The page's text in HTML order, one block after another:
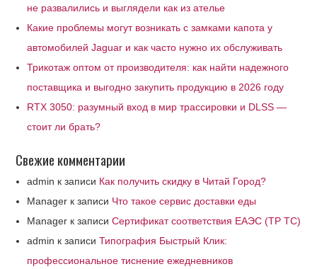
не развалились и выглядели как из ателье
Какие проблемы могут возникать с замками капота у
автомобилей Jaguar и как часто нужно их обслуживать
Трикотаж оптом от производителя: как найти надежного
поставщика и выгодно закупить продукцию в 2026 году
RTX 3050: разумный вход в мир трассировки и DLSS —
стоит ли брать?
Свежие комментарии
admin к записи Как получить скидку в Читай Город?
Manager к записи Что такое сервис доставки еды
Manager к записиСертификат соответствия ЕАЭС (ТР ТС)
admin к записиТипография Быстрый Клик:
профессиональное тиснение ежедневников